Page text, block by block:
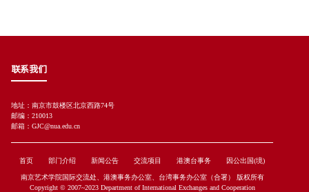
联系我们
地址：南京市鼓楼区北京西路74号
邮编：210013
邮箱：GJC@nua.edu.cn
首页 部门介绍 新闻公告 交流项目 港澳台事务 因公出国(境)
南京艺术学院国际交流处、港澳事务办公室、台湾事务办公室（合署） 版权所有
Copyright © 2007~2023 Department of International Exchanges and Cooperation